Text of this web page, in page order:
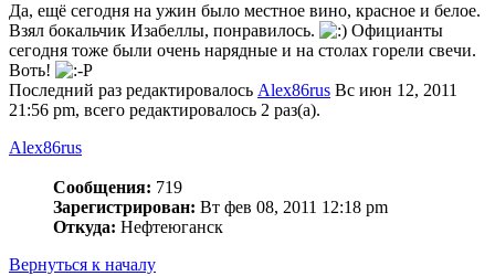
Да, ещё сегодня на ужин было местное вино, красное и белое.
Взял бокальчик Изабеллы, понравилось.
Официанты
сегодня тоже были очень нарядные и на столах горели свечи.
Воть!
Последний раз редактировалось Alex86rus Вс июн 12, 2011
21:56 pm, всего редактировалось 2 раз(а).
Alex86rus
Сообщения: 719
Зарегистрирован: Вт фев 08, 2011 12:18 pm
Откуда: Нефтеюганск
Вернуться к началу